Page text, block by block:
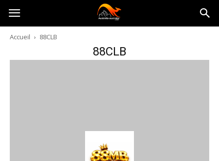
Australia-
australie.com
Accueil 88CLB
88CLB